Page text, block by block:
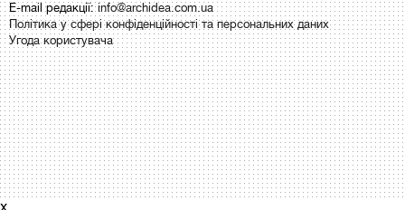
E-mail редакції:info@archidea.com.ua
Політика у сфері конфіденційності та персональних даних
Угода користувача